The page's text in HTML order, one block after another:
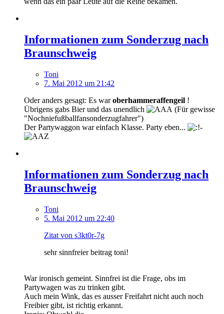
Informationen zum Sonderzug nach
Braunschweig
Toni
7. Mai 2012 um 21:42
Oder anders gesagt: Es waroberhammeraffengeil !
Übrigens gabs Bier und das unendlich
(Für gewisse
"Nochniefußballfansonderzugfahrer")
Der Partywaggon war einfach Klasse. Party eben...
Informationen zum Sonderzug nach
Braunschweig
Toni
5. Mai 2012 um 22:40
Zitat von s3kt0r-7g
sehr sinnfreier beitrag toni!
War ironisch gemeint. Sinnfrei ist die Frage, obs im
Partywagen was zu trinken gibt.
Auch mein Wink, das es ausser Freifahrt nicht auch noch
Freibier gibt, ist richtig erkannt.